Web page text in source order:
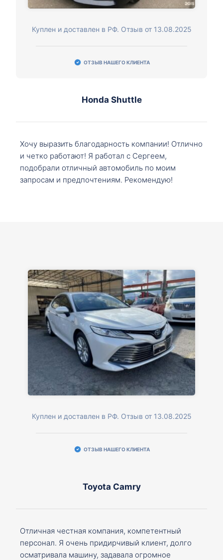
Куплен и доставлен в РФ. Отзыв от 13.08.2025
ОТЗЫВ НАШЕГО КЛИЕНТА
Honda Shuttle
Хочу выразить благодарность компании! Отлично
и четко работают! Я работал с Сергеем,
подобрали отличный автомобиль по моим
запросам и предпочтениям. Рекомендую!
Куплен и доставлен в РФ. Отзыв от 13.08.2025
ОТЗЫВ НАШЕГО КЛИЕНТА
Toyota Camry
Отличная честная компания, компетентный
персонал. Я очень придирчивый клиент, долго
осматривала машину, задавала огромное